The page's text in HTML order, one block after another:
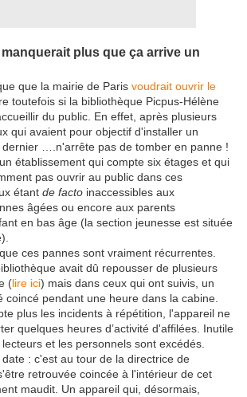
plus que ça arrive un
que la mairie de Paris voudrait ouvrir le
toutefois si la bibliothèque Picpus-Hélène
du public. En effet, après plusieurs
qui avaient pour objectif d'installer un
….n'arrête pas de tomber en panne !
établissement qui compte six étages et qui
pas ouvrir au public dans ces
étant de facto inaccessibles aux
âgées ou encore aux parents
en bas âge (la section jeunesse est située
ces pannes sont vraiment récurrentes.
avait dû repousser de plusieurs
(lire ici) mais dans ceux qui ont suivis, un
coincé pendant une heure dans la cabine.
plus les incidents à répétition, l'appareil ne
quelques heures d’activité d'affilées. Inutile
et les personnels sont excédés.
: c'est au tour de la directrice de
retrouvée coincée à l'intérieur de cet
maudit. Un appareil qui, désormais,